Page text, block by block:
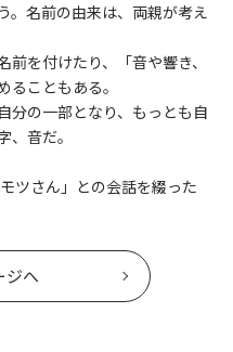
。名前の由来は、両親が考え
を付けたり、「音や響き、
こともある。
分の一部となり、もっとも自
音だ。
ツさん」との会話を綴った
ジへ